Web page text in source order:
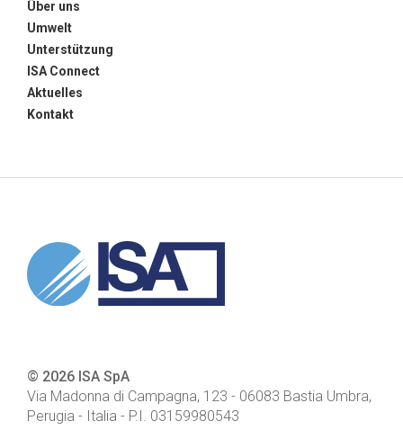
Über uns
Umwelt
Unterstützung
ISA Connect
Aktuelles
Kontakt
© 2026 ISA SpA
Via Madonna di Campagna, 123 - 06083 Bastia Umbra,
Perugia - Italia - P.I. 03159980543